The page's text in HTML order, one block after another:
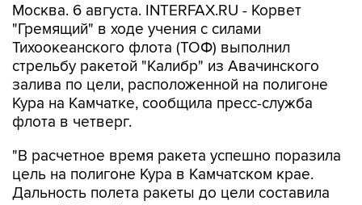
Москва. 6 августа. INTERFAX.RU - Корвет
"Гремящий" в ходе учения с силами
Тихоокеанского флота (ТОФ) выполнил
стрельбу ракетой "Калибр" из Авачинского
залива по цели, расположенной на полигоне
Кура на Камчатке, сообщила пресс-служба
флота в четверг.
"В расчетное время ракета успешно поразила
цель на полигоне Кура в Камчатском крае.
Дальность полета ракеты до цели составила